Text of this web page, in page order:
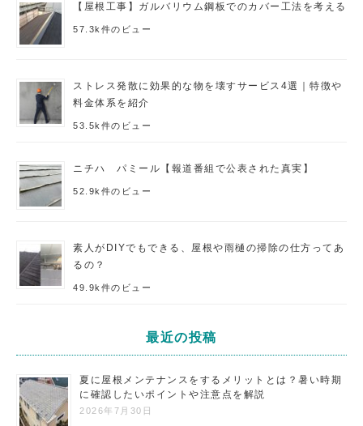
【屋根工事】ガルバリウム鋼板でのカバー工法を考える
57.3k件のビュー
ストレス発散に効果的な物を壊すサービス4選｜特徴や
料金体系を紹介
53.5k件のビュー
ニチハ パミール【報道番組で公表された真実】
52.9k件のビュー
素人がDIYでもできる、屋根や雨樋の掃除の仕方ってあ
るの？
49.9k件のビュー
最近の投稿
夏に屋根メンテナンスをするメリットとは？暑い時期
に確認したいポイントや注意点を解説
2026年7月30日